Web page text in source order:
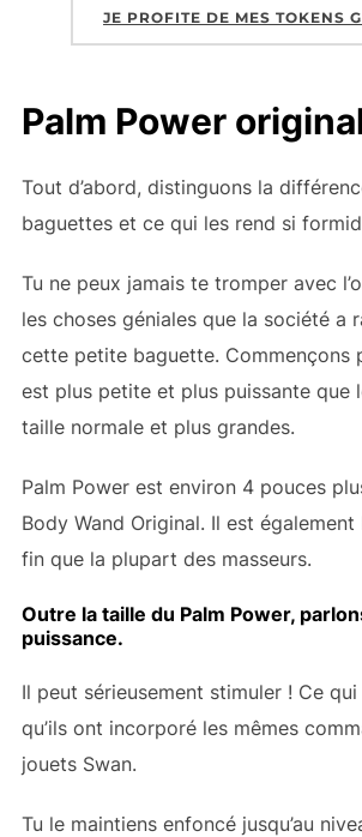
JE PROFITE DE MES TOKENS
Palm Power
Tout d’abord, distinguons la
baguettes et ce qui les rend si
Tu ne peux jamais te tromper avec
les choses géniales que la société a
cette petite baguette. Commençons
est plus petite et plus puissante que
taille normale et plus grandes.
Palm Power est environ 4 pouces
Body Wand Original. Il est
fin que la plupart des masseurs.
Outre la taille du Palm Power,
puissance.
Il peut sérieusement stimuler ! Ce qui
qu’ils ont incorporé les mêmes
jouets Swan.
Tu le maintiens enfoncé jusqu’au